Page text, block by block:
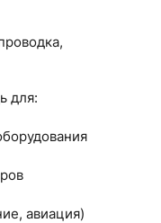
для:
авиация)